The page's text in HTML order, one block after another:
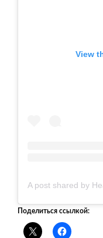
View
Поделиться ссылкой: